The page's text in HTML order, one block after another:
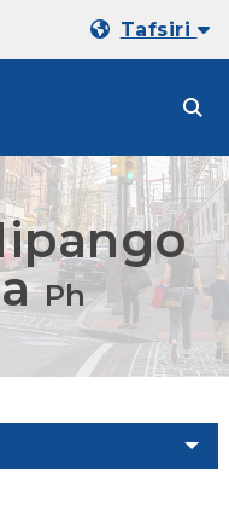
Tafsiri
Ph